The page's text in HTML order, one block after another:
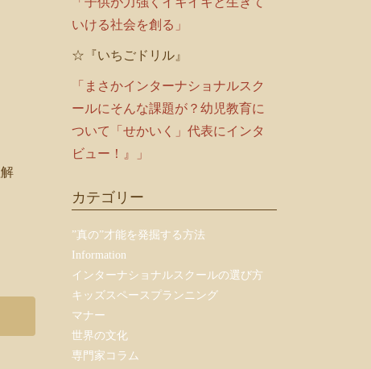
いける社会を創る」
☆『いちごドリル』
「まさかインターナショナルスク
ールにそんな課題が？幼児教育に
ついて「せかいく」代表にインタ
ビュー！』」
カテゴリー
”真の”才能を発掘する方法
Information
インターナショナルスクールの選び方
キッズスペースプランニング
マナー
世界の文化
専門家コラム